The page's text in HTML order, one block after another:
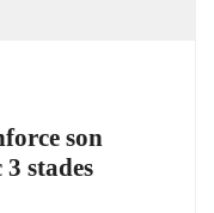
son
stades